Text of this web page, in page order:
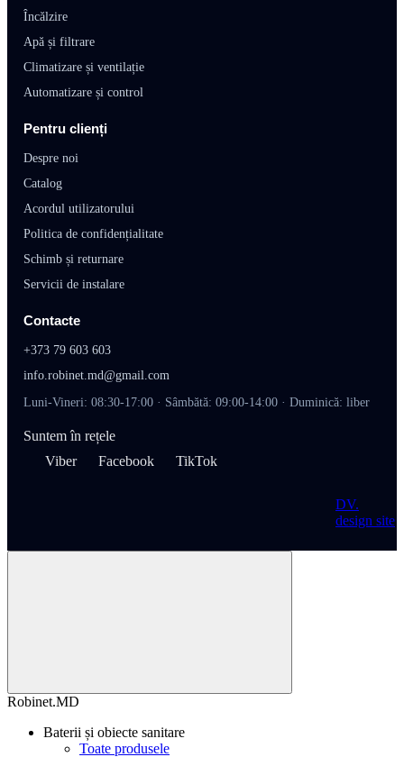
Încălzire
Apă și filtrare
Climatizare și ventilație
Automatizare și control
Pentru clienți
Despre noi
Catalog
Acordul utilizatorului
Politica de confidențialitate
Schimb și returnare
Servicii de instalare
Contacte
+373 79 603 603
info.robinet.md@gmail.com
Luni-Vineri: 08:30-17:00 · Sâmbătă: 09:00-14:00 · Duminică: liber
Suntem în rețele
Viber
Facebook TikTok
DV.
design site
Robinet.MD
Baterii și obiecte sanitare
Toate produsele